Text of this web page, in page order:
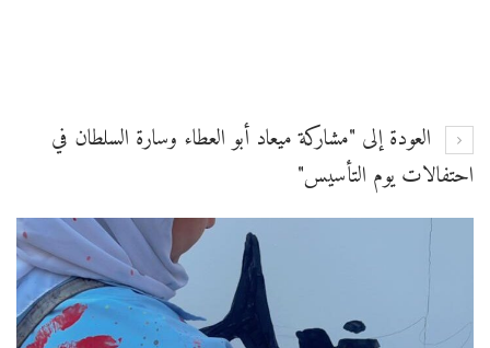
العودة إلى "مشاركة ميعاد أبو العطاء وسارة السلطان في
احتفالات يوم التأسيس"